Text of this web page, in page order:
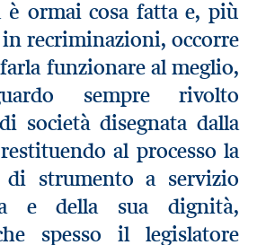
ormai cosa fatta e, più
recriminazioni, occorre
funzionare al meglio,
sempre rivolto
società disegnata dalla
al processo la
di strumento a servizio
e della sua dignità,
spesso il legislatore